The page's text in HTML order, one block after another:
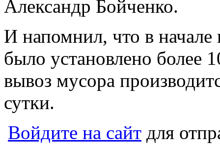
Александр Бойченко.
И напомнил, что в
было установлено более
вывоз мусора
сутки.
Войдите на сайт для